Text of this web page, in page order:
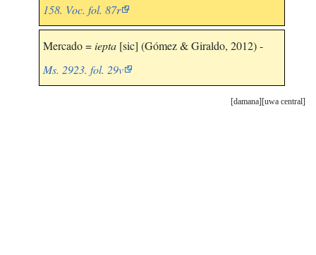
158. Voc. fol. 87r
Mercado =iepta [sic] (Gómez & Giraldo, 2012) -
Ms. 2923. fol. 29v
uwa central
damana